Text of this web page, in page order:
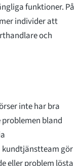
funktioner. På
individer att
och
inte har bra
bland
kundtjänstteam gör
eller problem lösta